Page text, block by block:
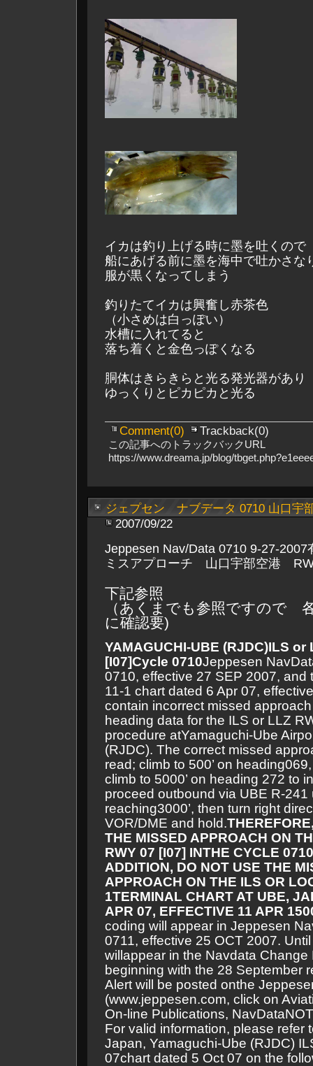
イカは釣り上げる時に墨を吐くので
船にあげる前に墨を海中で吐かさな
服が黒くなってしまう
釣りたてイカは興奮し赤茶色
（小さめは白っぽい）
水槽に入れてると
落ち着くと金色っぽくなる
胴体はきらきらと光る発光器があり
ゆっくりとピカピカと光る
Comment(0) Trackback(0)
この記事へのトラックバックURL
https://www.dreama.jp/blog/
ジェプセン ナブデータ 0710 山口宇
2007/09/22
Jeppesen Nav/Data 0710 9-27-2007
ミスアプローチ 山口宇部空港
下記参照
（あくまでも参照ですので
に確認要)
YAMAGUCHI-UBE (RJDC)ILS or
[I07]Cycle 0710Jeppesen
0710, effective 27 SEP 2007, and
11-1 chart dated 6 Apr 07,
contain incorrect missed
heading data for the ILS or LLZ
procedure atYamaguchi-Ube
(RJDC). The correct missed
read; climb to 500’ on heading069,
climb to 5000’ on heading 272 to
proceed outbound via UBE R-241
reaching3000’, then turn right
VOR/DME and hold.
THE MISSED APPROACH ON
RWY 07 [I07] INTHE CYCLE
ADDITION, DO NOT USE THE
APPROACH ON THE ILS OR
1TERMINAL CHART AT UBE,
APR 07, EFFECTIVE 11 APR
coding will appear in Jeppesen
0711, effective 25 OCT 2007.
will appear in the Navdata Change
beginning with the 28 September
Alert will be posted onthe
(www.jeppesen.com, click on
On-line Publications, NavData
For valid information, please refer
Japan, Yamaguchi-Ube (RJDC)
07chart dated 5 Oct 07 on the